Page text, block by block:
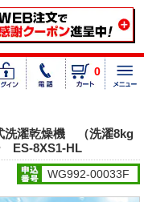
0
洗濯乾燥機 （洗濯8kg
ES-8XS1-HL
WG992-00033F